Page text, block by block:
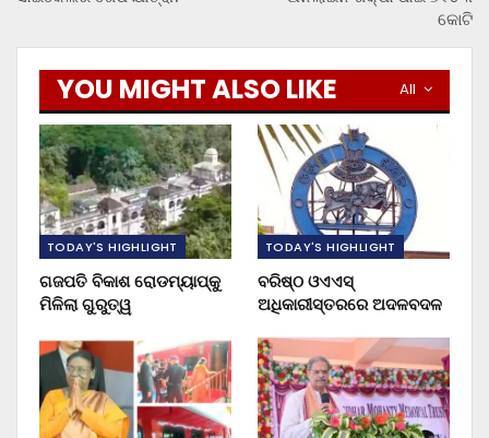
କୋଟି
All
YOU MIGHT ALSO LIKE
TODAY'S HIGHLIGHT
ଗଜପତି ବିକାଶ ରୋଡମ୍ୟାପ୍‌କୁ
ମିଳିଲା ଗୁରୁତ୍ୱ
TODAY'S HIGHLIGHT
ବରିଷ୍ଠ ଓଏଏସ୍‌
ଅଧିକାରୀସ୍ତରରେ ଅଦଳବଦଳ